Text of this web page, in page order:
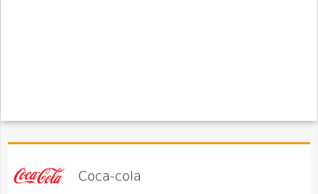
Coca-cola